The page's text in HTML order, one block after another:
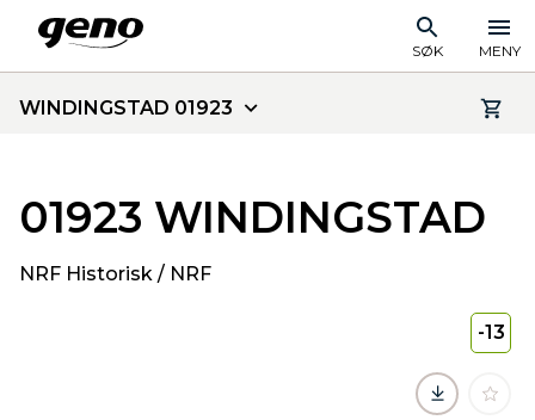
SØK MENY
WINDINGSTAD 01923
01923 WINDINGSTAD
NRF Historisk / NRF
-13